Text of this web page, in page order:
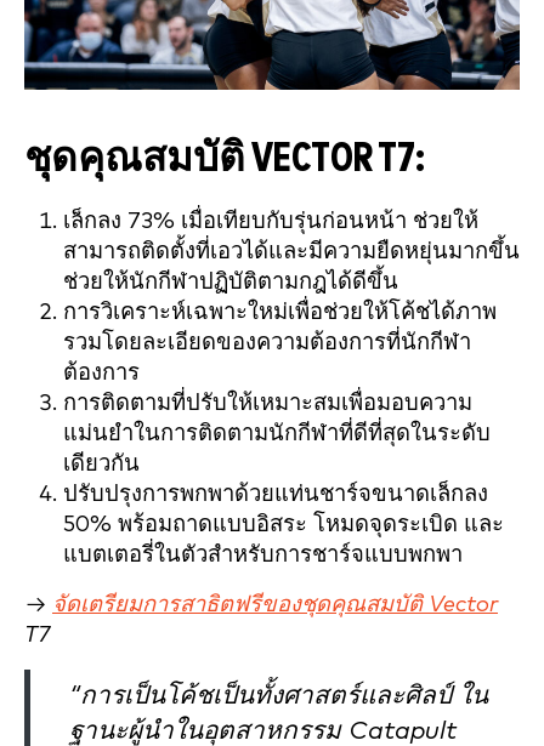
ชุดคุณสมบัติ VECTOR T7:
เล็กลง 73% เมื่อเทียบกับรุ่นก่อนหน้า ช่วยให้
สามารถติดตั้งที่เอวได้และมีความยืดหยุ่นมากขึ้น
ช่วยให้นักกีฬาปฏิบัติตามกฎได้ดีขึ้น
การวิเคราะห์เฉพาะใหม่เพื่อช่วยให้โค้ชได้ภาพ
รวมโดยละเอียดของความต้องการที่นักกีฬา
ต้องการ
การติดตามที่ปรับให้เหมาะสมเพื่อมอบความ
แม่นยำในการติดตามนักกีฬาที่ดีที่สุดในระดับ
เดียวกัน
ปรับปรุงการพกพาด้วยแท่นชาร์จขนาดเล็กลง
50% พร้อมถาดแบบอิสระ โหมดจุดระเบิด และ
แบตเตอรี่ในตัวสำหรับการชาร์จแบบพกพา
→ จัดเตรียมการสาธิตฟรีของชุดคุณสมบัติ Vector
T7
“การเป็นโค้ชเป็นทั้งศาสตร์และศิลป์ ใน
ฐานะผู้นำในอุตสาหกรรม Catapult